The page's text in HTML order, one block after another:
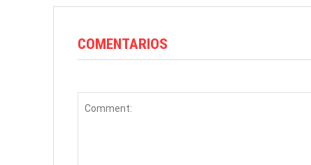
COMENTARIOS